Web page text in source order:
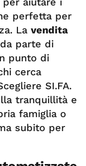
perfetta per
La vendita
da parte di
punto di
cerca
SI.FA.
tranquillità e
famiglia o
subito per